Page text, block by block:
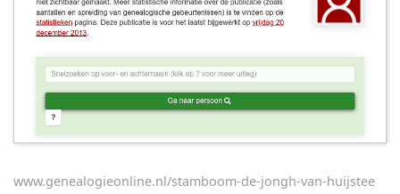
www.genealogieonline.nl/stamboom-de-jongh-van-huijstee